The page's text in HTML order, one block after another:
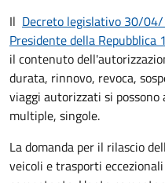
Il Decreto legislativo 30/
Presidente della
il contenuto
durata, rinnovo, revoca,
viaggi autorizzati si
multiple, singole.
La domanda per il rilascio
veicoli e trasporti